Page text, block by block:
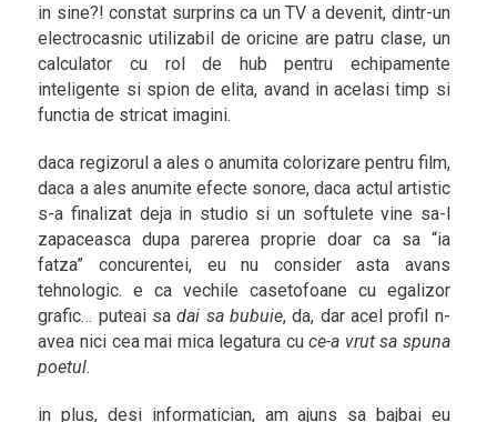
in sine?! constat surprins ca un TV a devenit, dintr-un
electrocasnic utilizabil de oricine are patru clase, un
calculator cu rol de hub pentru echipamente
inteligente si spion de elita, avand in acelasi timp si
functia de stricat imagini.
daca regizorul a ales o anumita colorizare pentru film,
daca a ales anumite efecte sonore, daca actul artistic
s-a finalizat deja in studio si un softulete vine sa-l
zapaceasca dupa parerea proprie doar ca sa “ia
fatza” concurentei, eu nu consider asta avans
tehnologic. e ca vechile casetofoane cu egalizor
grafic… puteai sadai sa bubuie, da, dar acel profil n-
avea nici cea mai mica legatura cuce-a vrut sa spuna
poetul.
in plus, desi informatician, am ajuns sa bajbai eu